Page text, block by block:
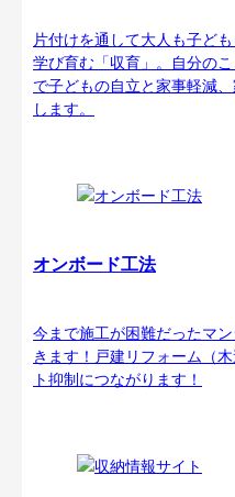
片付けを通して大人も子ど
学び育む「収育」。自分の
で子どもの自立と家事軽減
します。
オンボード工法
今まで施工が困難だったマ
きます！戸建リフォーム（
ト抑制につながります！